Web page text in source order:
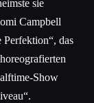
sie
Campbell
Perfektion“, das
Show